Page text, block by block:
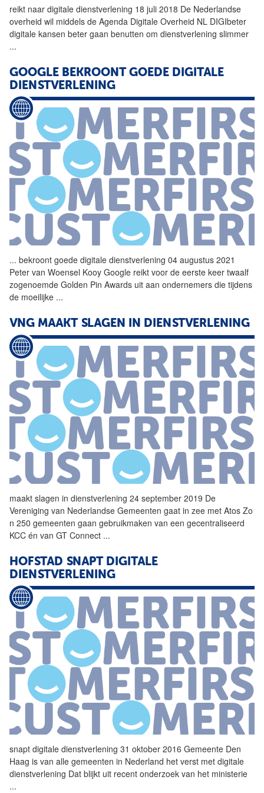
reikt naar digitale dienstverlening 18 juli 2018 De Nederlandse
overheid wil middels de Agenda Digitale Overheid NL DIGIbeter
digitale kansen beter gaan benutten om dienstverlening slimmer
...
GOOGLE BEKROONT GOEDE DIGITALE
DIENSTVERLENING
... bekroont goede digitale dienstverlening 04 augustus 2021
Peter van Woensel Kooy Google reikt voor de eerste keer twaalf
zogenoemde Golden Pin Awards uit aan ondernemers die tijdens
de moeilijke ...
VNG MAAKT SLAGEN IN DIENSTVERLENING
maakt slagen in dienstverlening 24 september 2019 De
Vereniging van Nederlandse Gemeenten gaat in zee met Atos Zo
n 250 gemeenten gaan gebruikmaken van een gecentraliseerd
KCC én van GT Connect ...
HOFSTAD SNAPT DIGITALE
DIENSTVERLENING
snapt digitale dienstverlening 31 oktober 2016 Gemeente Den
Haag is van alle gemeenten in Nederland het verst met digitale
dienstverlening Dat blijkt uit recent onderzoek van het ministerie
...